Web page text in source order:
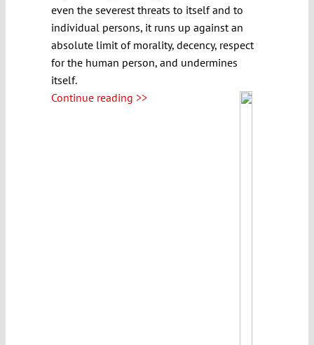
even the severest threats to itself and to
individual persons, it runs up against an
absolute limit of morality, decency, respect
for the human person, and undermines
itself.
Continue reading >>